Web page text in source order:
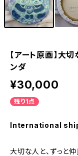
【アート原画】大
ンダ
¥30,000
残り1点
International
大切な人と、ずっと